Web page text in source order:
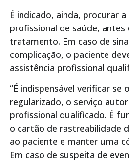
É indicado, ainda, procurar
profissional de saúde, antes
tratamento. Em caso de
complicação, o paciente
assistência profissional
“É indispensável verificar se
regularizado, o serviço
profissional qualificado. É
o cartão de rastreabilidade
ao paciente e manter uma
Em caso de suspeita de